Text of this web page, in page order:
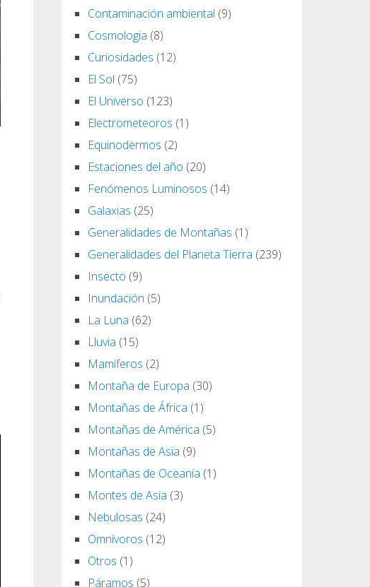
Contaminación ambiental (9)
Cosmologia (8)
Curiosidades (12)
El Sol (75)
El Universo (123)
Electrometeoros (1)
Equinodermos (2)
Estaciones del año (20)
Fenómenos Luminosos (14)
Galaxias (25)
Generalidades de Montañas (1)
Generalidades del Planeta Tierra (239)
Insecto (9)
Inundación (5)
La Luna (62)
Lluvia (15)
Mamíferos (2)
Montaña de Europa (30)
Montañas de África (1)
Montañas de América (5)
Montañas de Asia (9)
Montañas de Oceanía (1)
Montes de Asia (3)
Nebulosas (24)
Omnívoros (12)
Otros (1)
Páramos (5)